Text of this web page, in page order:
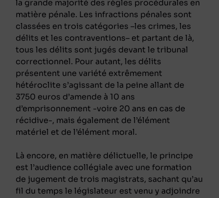
la grande majorité des règles procédurales en
matière pénale. Les infractions pénales sont
classées en trois catégories –les crimes, les
délits et les contraventions– et partant de là,
tous les délits sont jugés devant le tribunal
correctionnel. Pour autant, les délits
présentent une variété extrêmement
hétéroclite s’agissant de la peine allant de
3750 euros d’amende à 10 ans
d’emprisonnement -voire 20 ans en cas de
récidive-, mais également de l’élément
matériel et de l’élément moral.
Là encore, en matière délictuelle, le principe
est l’audience collégiale avec une formation
de jugement de trois magistrats, sachant qu’au
fil du temps le législateur est venu y adjoindre